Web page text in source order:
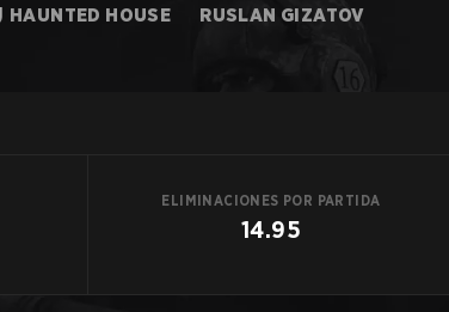
HAUNTED HOUSE RUSLAN GIZATOV
ELIMINACIONES POR PARTIDA
14.95